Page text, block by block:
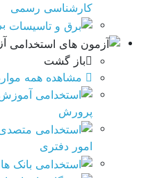
کارشناسی رسمی
باز گشت
مشاهده همه موارد
پرورش
امور دفتری